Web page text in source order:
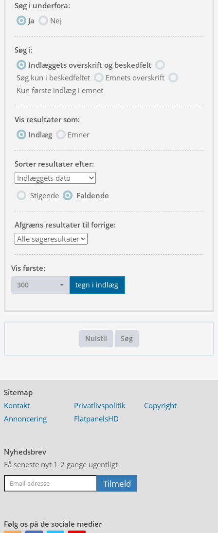
Søg i underfora:
Ja
Nej
Søg i:
Indlæggets overskrift og beskedfelt
Søg kun i beskedfeltet
Emnets overskrift
Kun første indlæg i emnet
Vis resultater som:
Indlæg
Emner
Sorter resultater efter:
Stigende Faldende
Afgræns resultater til forrige:
Vis første:
300 tegn i indlæg
Nulstil Søg
Sitemap
Kontakt
Privatlivspolitik
Copyright
Annoncering
FlatpanelsHD
Nyhedsbrev
Få seneste nyt 1-2 gange ugentligt
Følg os på de sociale medier